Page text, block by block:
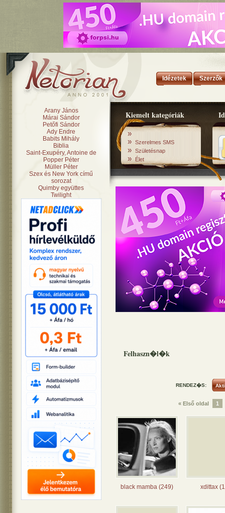
Idézetek Szerzők
Kiemelt kategóriák
»
» Szerelmes SMS
» Születésnap
» Élet
Arany János
Márai Sándor
Petőfi Sándor
Ady Endre
Babits Mihály
Biblia
Saint-Exupéry, Antoine de
Popper Péter
Müller Péter
Szex és New York című
sorozat
Quimby együttes
Twilight
Felhaszn�l�k
RENDEZ�S:
« Első oldal 1
black mamba (249) xdittax